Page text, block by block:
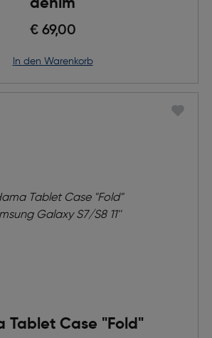
denim
€ 69,00
in den Warenkorb
Tablet Case "Fold"